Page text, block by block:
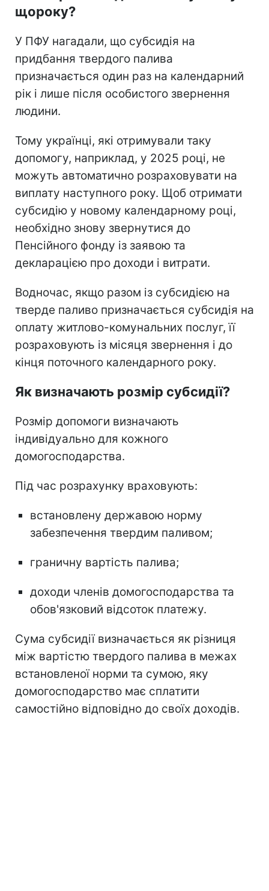
щороку?
У ПФУ нагадали, що субсидія на
придбання твердого палива
призначається один раз на календарний
рік і лише після особистого звернення
людини.
Тому українці, які отримували таку
допомогу, наприклад, у 2025 році, не
можуть автоматично розраховувати на
виплату наступного року. Щоб отримати
субсидію у новому календарному році,
необхідно знову звернутися до
Пенсійного фонду із заявою та
декларацією про доходи і витрати.
Водночас, якщо разом із субсидією на
тверде паливо призначається субсидія на
оплату житлово-комунальних послуг, її
розраховують із місяця звернення і до
кінця поточного календарного року.
Як визначають розмір субсидії?
Розмір допомоги визначають
індивідуально для кожного
домогосподарства.
Під час розрахунку враховують:
встановлену державою норму
забезпечення твердим паливом;
граничну вартість палива;
доходи членів домогосподарства та
обов'язковий відсоток платежу.
Сума субсидії визначається як різниця
між вартістю твердого палива в межах
встановленої норми та сумою, яку
домогосподарство має сплатити
самостійно відповідно до своїх доходів.